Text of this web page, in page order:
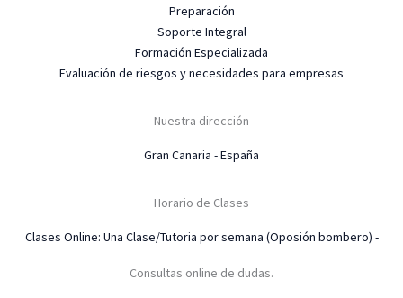
Preparación
Soporte Integral
Formación Especializada
Evaluación de riesgos y necesidades para empresas
Nuestra dirección
Gran Canaria - España
Horario de Clases
Clases Online: Una Clase/Tutoria por semana (Oposión bombero) -
Consultas online de dudas.